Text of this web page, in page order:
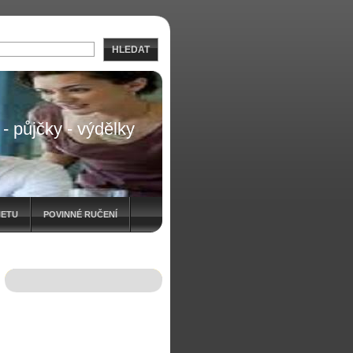
půjčky - výdělky
POVINNÉ RUČENÍ
OBÁLEK BEZ POPLATKU
HLEDAT